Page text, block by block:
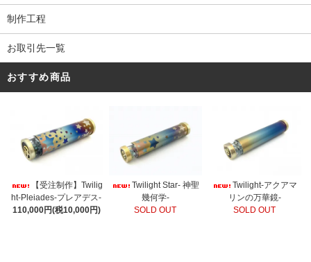
制作工程
お取引先一覧
おすすめ商品
【受注制作】Twilig
ht-Pleiades-プレアデス-
110,000円(税10,000円)
Twilight Star- 神聖
幾何学-
SOLD OUT
Twilight-アクアマ
リンの万華鏡-
SOLD OUT